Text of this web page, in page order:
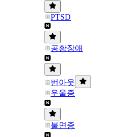
PTSD
공황장애
번아웃
우울증
불면증